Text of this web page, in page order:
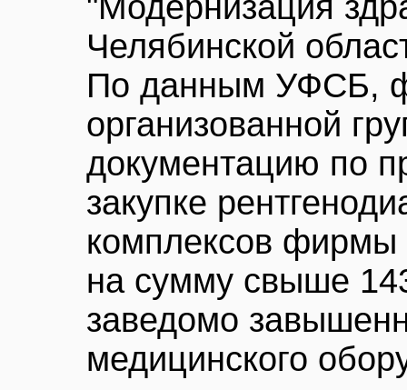
Челябинской
По данным УФСБ,
организованной
документацию по
закупке
комплексов
на сумму свыше
заведомо
медицинского